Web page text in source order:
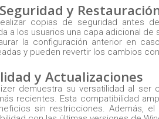
y
copias de seguridad antes
a los usuarios una capa adicional
la configuración anterior en
y pueden revertir los cambios
y Actualizaciones
demuestra su versatilidad al
recientes. Esta compatibilidad
sin restricciones. Además,